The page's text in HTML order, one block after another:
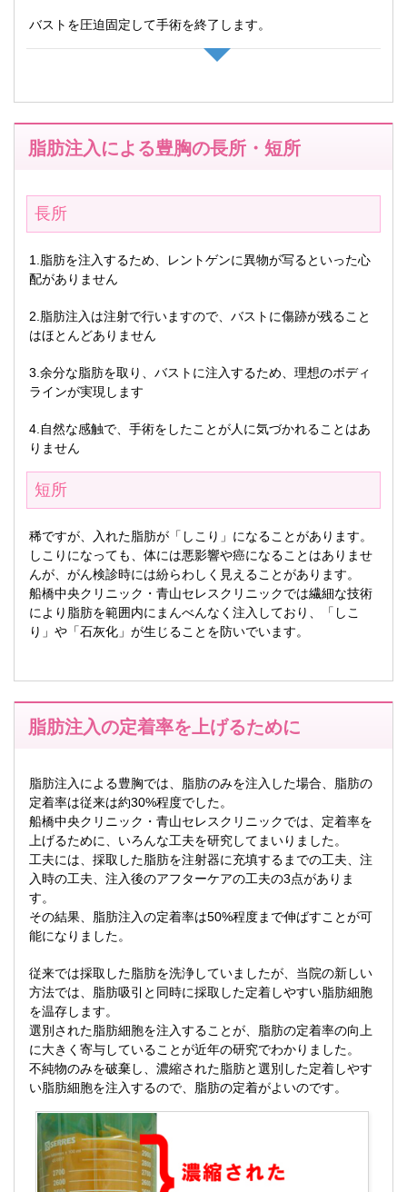
バストを圧迫固定して手術を終了します。
脂肪注入による豊胸の長所・短所
長所
1.脂肪を注入するため、レントゲンに異物が写るといった心
配がありません
2.脂肪注入は注射で行いますので、バストに傷跡が残ること
はほとんどありません
3.余分な脂肪を取り、バストに注入するため、理想のボディ
ラインが実現します
4.自然な感触で、手術をしたことが人に気づかれることはあ
りません
短所
稀ですが、入れた脂肪が「しこり」になることがあります。
しこりになっても、体には悪影響や癌になることはありませ
んが、がん検診時には紛らわしく見えることがあります。
船橋中央クリニック・青山セレスクリニックでは繊細な技術
により脂肪を範囲内にまんべんなく注入しており、「しこ
り」や「石灰化」が生じることを防いでいます。
脂肪注入の定着率を上げるために
脂肪注入による豊胸では、脂肪のみを注入した場合、脂肪の
定着率は従来は約30%程度でした。
船橋中央クリニック・青山セレスクリニックでは、定着率を
上げるために、いろんな工夫を研究してまいりました。
工夫には、採取した脂肪を注射器に充填するまでの工夫、注
入時の工夫、注入後のアフターケアの工夫の3点がありま
す。
その結果、脂肪注入の定着率は50%程度まで伸ばすことが可
能になりました。
従来では採取した脂肪を洗浄していましたが、当院の新しい
方法では、脂肪吸引と同時に採取した定着しやすい脂肪細胞
を温存します。
選別された脂肪細胞を注入することが、脂肪の定着率の向上
に大きく寄与していることが近年の研究でわかりました。
不純物のみを破棄し、濃縮された脂肪と選別した定着しやす
い脂肪細胞を注入するので、脂肪の定着がよいのです。